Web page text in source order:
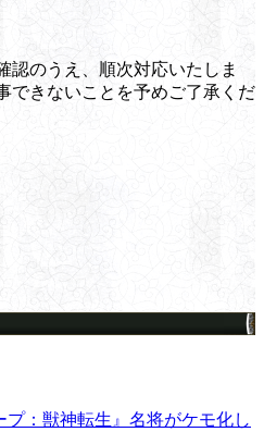
認のうえ、順次対応いたしま
できないことを予めご了承くだ
プ：獣神転生』名将がケモ化し